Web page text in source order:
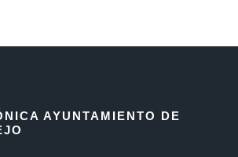
AYUNTAMIENTO DE